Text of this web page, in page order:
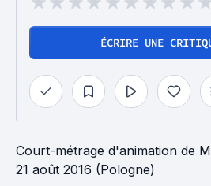
ÉCRIRE UNE
Court-métrage d'animation de
21 août 2016 (Pologne)